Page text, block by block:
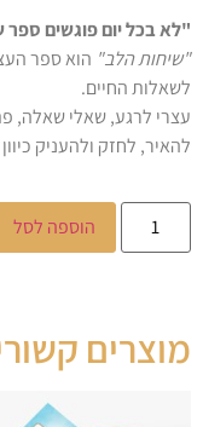
"לא בכל יום פוגשים
"שיחות הלב" הוא ספר
לשאלות החיים.
עצרי לרגע, שאלי שאלה,
להאיר, לחזק ולהעניק
הוספה לסל
מוצרים